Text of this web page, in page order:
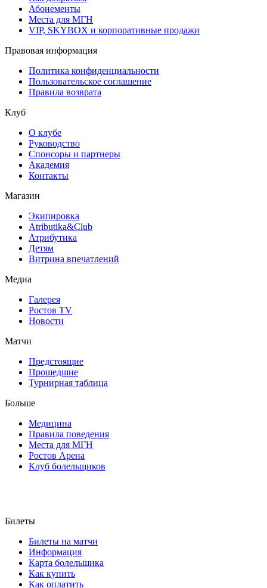
Абонементы
Места для МГН
VIP, SKYBOX и корпоративные продажи
Правовая информация
Политика конфиденциальности
Пользовательское соглашение
Правила возврата
Клуб
О клубе
Руководство
Спонсоры и партнеры
Академия
Контакты
Магазин
Экипировка
Atributika&Club
Атрибутика
Детям
Витрина впечатлений
Медиа
Галерея
Ростов TV
Новости
Матчи
Предстоящие
Прошедшие
Турнирная таблица
Больше
Медицина
Правила поведения
Места для МГН
Ростов Арена
Клуб болельщиков
Билеты
Билеты на матчи
Информация
Карта болельщика
Как купить
Как оплатить